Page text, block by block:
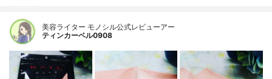
美容ライター モノシル公式レビューアー
ティンカーベル0908